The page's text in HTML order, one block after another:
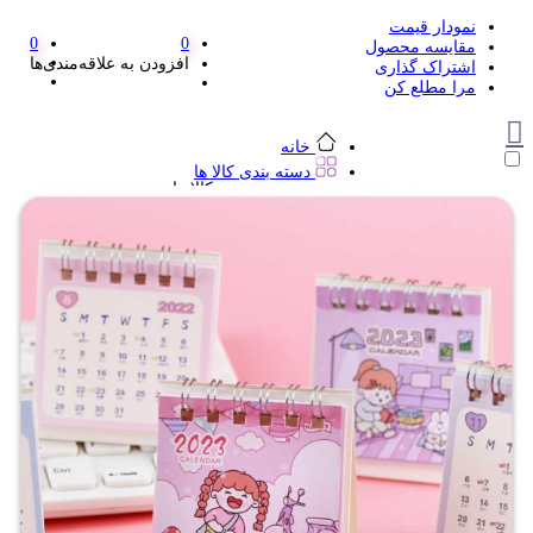
نمودار قیمت
مقایسه محصول
اشتراک گذاری
مرا مطلع کن
0
افزودن به علاقه‌مندی‌ها
0
خانه
دسته بندی کالا ها
دسته بندی کالا ها
پاک کن و غلط گیر
مداد تراش
اتود و نوک
روان نویس فانتزی
خودکار و خودکار فشاری
ماژیک ها
دفترچه یادداشت
استیکر
استیک نوت
خط کش و گونیا
کیف غذا
کوله پشتی
چسب
کاتر فانتزی
بوک مارک
ماشین حساب